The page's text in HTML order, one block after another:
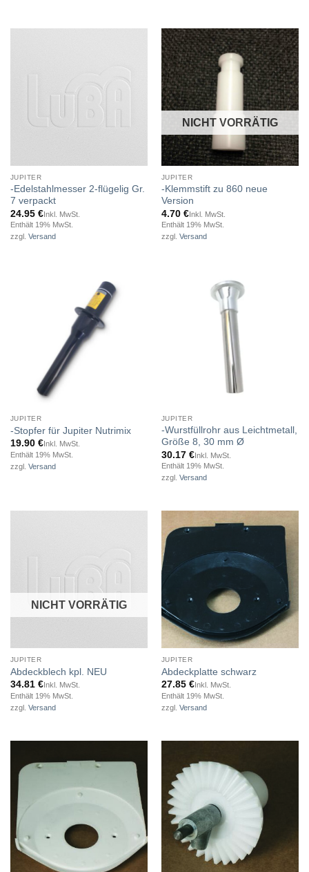
JUPITER
-Edelstahlmesser 2-flügelig Gr.
7 verpackt
24.95 €Inkl. MwSt.
Enthält 19% MwSt.
zzgl. Versand
NICHT VORRÄTIG
JUPITER
-Klemmstift zu 860 neue
Version
4.70 €Inkl. MwSt.
Enthält 19% MwSt.
zzgl. Versand
JUPITER
-Stopfer für Jupiter Nutrimix
19.90 €Inkl. MwSt.
Enthält 19% MwSt.
zzgl. Versand
JUPITER
-Wurstfüllrohr aus Leichtmetall,
Größe 8, 30 mm Ø
30.17 €Inkl. MwSt.
Enthält 19% MwSt.
zzgl. Versand
NICHT VORRÄTIG
JUPITER
Abdeckblech kpl. NEU
34.81 €Inkl. MwSt.
Enthält 19% MwSt.
zzgl. Versand
JUPITER
Abdeckplatte schwarz
27.85 €Inkl. MwSt.
Enthält 19% MwSt.
zzgl. Versand